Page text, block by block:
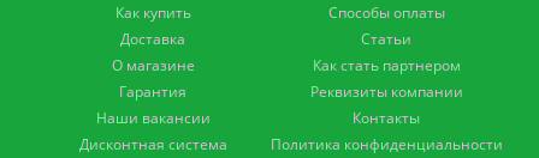
Как купить
Доставка
О магазине
Гарантия
Наши вакансии
Дисконтная система
Способы оплаты
Статьи
Как стать партнером
Реквизиты компании
Контакты
Политика конфиденциальности